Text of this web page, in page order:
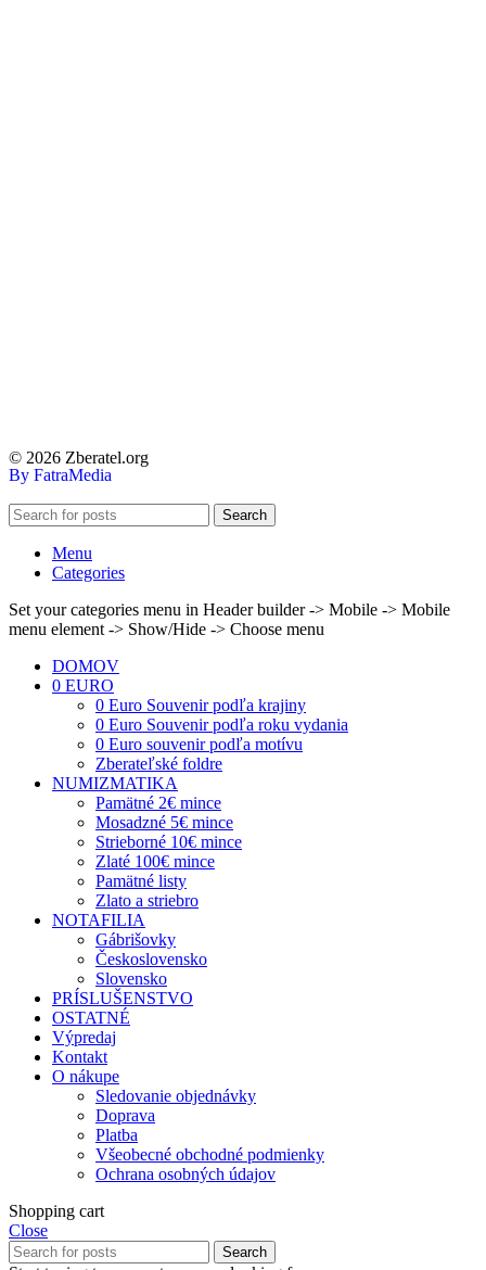
© 2026 Zberatel.org
By FatraMedia
Search
Menu
Categories
Set your categories menu in Header builder -> Mobile -> Mobile
menu element -> Show/Hide -> Choose menu
DOMOV
0 EURO
0 Euro Souvenir podľa krajiny
0 Euro Souvenir podľa roku vydania
0 Euro souvenir podľa motívu
Zberateľské foldre
NUMIZMATIKA
Pamätné 2€ mince
Mosadzné 5€ mince
Strieborné 10€ mince
Zlaté 100€ mince
Pamätné listy
Zlato a striebro
NOTAFILIA
Gábrišovky
Československo
Slovensko
PRÍSLUŠENSTVO
OSTATNÉ
Výpredaj
Kontakt
O nákupe
Sledovanie objednávky
Doprava
Platba
Všeobecné obchodné podmienky
Ochrana osobných údajov
Shopping cart
Close
Search